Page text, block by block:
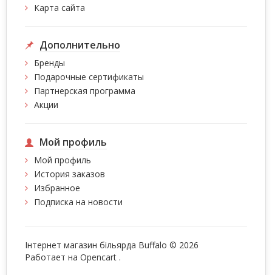
Карта сайта
Дополнительно
Бренды
Подарочные сертификаты
Партнерская программа
Акции
Мой профиль
Мой профиль
История заказов
Избранное
Подписка на новости
Інтернет магазин більярда Buffalo © 2026
Работает на Opencart .